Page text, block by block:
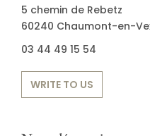
5 chemin de Rebetz
60240 Chaumont-en-
03 44 49 15 54
WRITE TO US